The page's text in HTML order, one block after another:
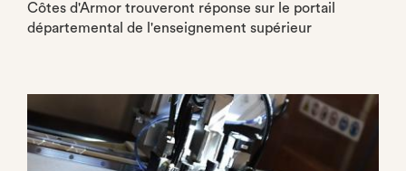
Côtes d'Armor trouveront réponse sur le portail
départemental de l'enseignement supérieur